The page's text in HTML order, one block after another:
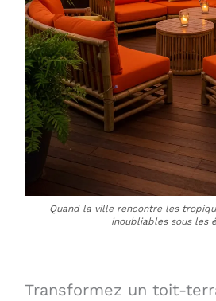
Quand la ville rencontre les
inoubliables sous les
Transformez un toit-